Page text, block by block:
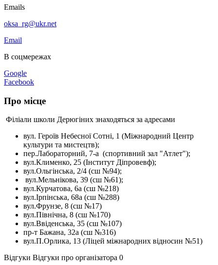
Emails
oksa_rg@ukr.net
Email
В соцмережах
Google
Facebook
Про місце
Філіали школи Дерюгіних знаходяться за адресами
вул. Героїв Небесної Сотні, 1 (Міжнародний Центр
культури та мистецтв);
пер.Лабораторний, 7-а (спортивний зал "Атлет");
вул.Клименко, 25 (Інститут Діпровевф);
вул.Ольгінська, 2/4 (сш №94);
вул.Мельнікова, 39 (сш №61);
вул.Курчатова, 6а (сш №218)
вул.Ірпінська, 68а (сш №288)
вул.Фрунзе, 8 (сш №17)
вул.Північна, 8 (сш №170)
вул.Ввіденська, 35 (сш №107)
пр-т Бажана, 32а (сш №316)
вул.П.Орлика, 13 (Ліцей міжнародних відносин №51)
Відгуки Відгуки про організатора 0